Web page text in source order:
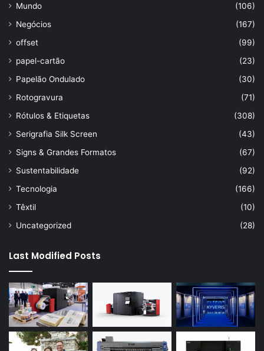
Mundo
(106)
Negócios
(167)
offset
(99)
papel-cartão
(23)
Papelão Ondulado
(30)
Rotogravura
(71)
Rótulos & Etiquetas
(308)
Serigrafia Silk Screen
(43)
Signs & Grandes Formatos
(67)
Sustentabilidade
(92)
Tecnologia
(166)
Têxtil
(10)
Uncategorized
(28)
Last Modified Posts